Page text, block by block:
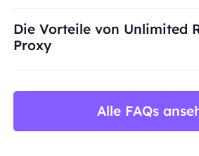
Die Vorteile von Unlimited
Proxy
Alle FAQs